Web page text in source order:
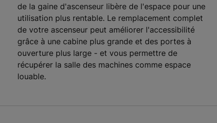
de la gaine d'ascenseur libère de l'espace pour une
utilisation plus rentable. Le remplacement complet
de votre ascenseur peut améliorer l'accessibilité
grâce à une cabine plus grande et des portes à
ouverture plus large - et vous permettre de
récupérer la salle des machines comme espace
louable.